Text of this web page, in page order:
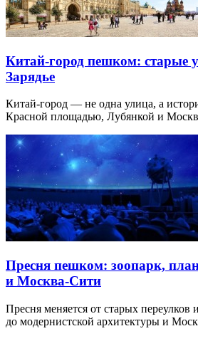
Китай-город пешком: старые
Зарядье
Китай-город — не одна улица, а
Красной площадью, Лубянкой и
Пресня пешком: зоопарк,
и Москва-Сити
Пресня меняется от старых
до модернистской архитектуры и